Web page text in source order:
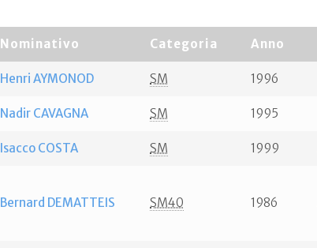
Nominativo Categoria Anno
Henri AYMONOD SM 1996
Nadir CAVAGNA SM 1995
Isacco COSTA SM 1999
Bernard DEMATTEIS SM40 1986